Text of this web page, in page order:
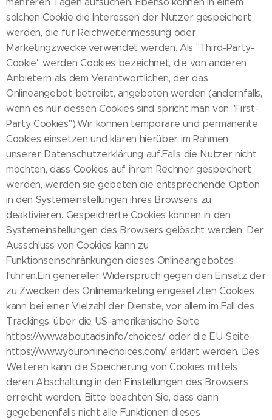
solchen Cookie die Interessen der Nutzer gespeichert
werden, die für Reichweitenmessung oder
Marketingzwecke verwendet werden. Als "Third-Party-
Cookie" werden Cookies bezeichnet, die von anderen
Anbietern als dem Verantwortlichen, der das
Onlineangebot betreibt, angeboten werden (andernfalls,
wenn es nur dessen Cookies sind spricht man von "First-
Party Cookies").Wir können temporäre und permanente
Cookies einsetzen und klären hierüber im Rahmen
unserer Datenschutzerklärung auf.Falls die Nutzer nicht
möchten, dass Cookies auf ihrem Rechner gespeichert
werden, werden sie gebeten die entsprechende Option
in den Systemeinstellungen ihres Browsers zu
deaktivieren. Gespeicherte Cookies können in den
Systemeinstellungen des Browsers gelöscht werden. Der
Ausschluss von Cookies kann zu
Funktionseinschränkungen dieses Onlineangebotes
führen.Ein genereller Widerspruch gegen den Einsatz der
zu Zwecken des Onlinemarketing eingesetzten Cookies
kann bei einer Vielzahl der Dienste, vor allem im Fall des
Trackings, über die US-amerikanische Seite
https://www.aboutads.info/choices/ oder die EU-Seite
https://www.youronlinechoices.com/ erklärt werden. Des
Weiteren kann die Speicherung von Cookies mittels
deren Abschaltung in den Einstellungen des Browsers
erreicht werden. Bitte beachten Sie, dass dann
gegebenenfalls nicht alle Funktionen dieses